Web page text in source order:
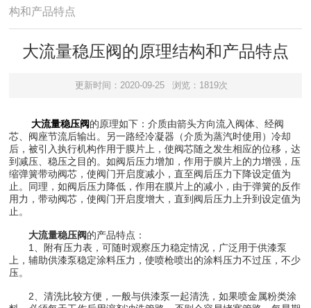
构和产品特点
大流量稳压阀的原理结构和产品特点
更新时间：2020-09-25 浏览：1819次
大流量稳压阀的原理如下：介质由箭头方向流入阀体、经阀
芯、阀座节流后输出。另一路经冷凝器（介质为蒸汽时使用）冷却
后，被引入执行机构作用于膜片上，使阀芯随之发生相应的位移，达
到减压、稳压之目的。如阀后压力增加，作用于膜片上的力增强，压
缩弹簧带动阀芯，使阀门开启度减小，直至阀后压力下降设定值为
止。同理，如阀后压力降低，作用在膜片上的减小，由于弹簧的反作
用力，带动阀芯，使阀门开启度增大，直到阀后压力上升到设定值为
止。
大流量稳压阀的产品特点：
1、附有压力表，可随时观察压力稳定情况，广泛用于供漆泵
上，辅助供漆泵稳定涂料压力，使喷枪喷出的涂料压力不过压，不少
压。
2、清洗比较方便，一般与供漆泵一起清洗，如果喷金属粉类涂